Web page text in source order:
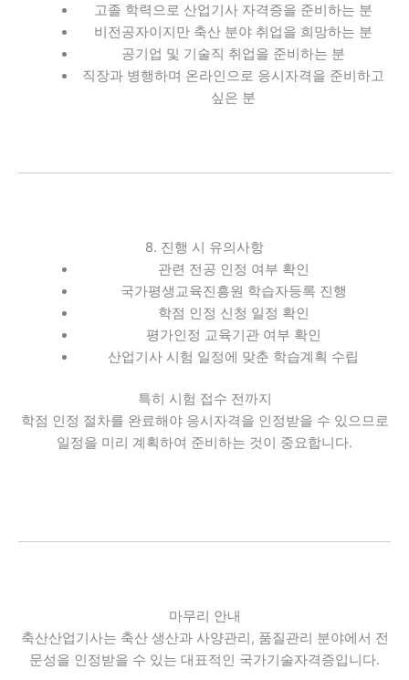
고졸 학력으로 산업기사 자격증을 준비하는 분
비전공자이지만 축산 분야 취업을 희망하는 분
공기업 및 기술직 취업을 준비하는 분
직장과 병행하며 온라인으로 응시자격을 준비하고
싶은 분
8. 진행 시 유의사항
관련 전공 인정 여부 확인
국가평생교육진흥원 학습자등록 진행
학점 인정 신청 일정 확인
평가인정 교육기관 여부 확인
산업기사 시험 일정에 맞춘 학습계획 수립
특히 시험 접수 전까지
학점 인정 절차를 완료해야 응시자격을 인정받을 수 있으므로
일정을 미리 계획하여 준비하는 것이 중요합니다.
마무리 안내
축산산업기사는 축산 생산과 사양관리, 품질관리 분야에서 전
문성을 인정받을 수 있는 대표적인 국가기술자격증입니다.